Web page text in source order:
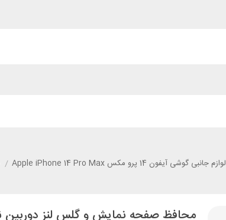
لوازم جانبی گوشی آیفون 14 پرو مکس Apple iPhone 14 Pro Max /